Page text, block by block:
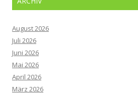
August 2026
Juli 2026
Juni 2026
Mai 2026
April 2026
März 2026